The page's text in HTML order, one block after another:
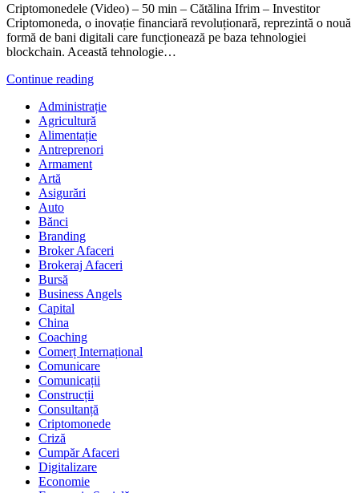
Criptomonedele (Video) – 50 min – Cătălina Ifrim – Investitor
Criptomoneda, o inovație financiară revoluționară, reprezintă o nouă
formă de bani digitali care funcționează pe baza tehnologiei
blockchain. Această tehnologie…
Continue reading
Administrație
Agricultură
Alimentație
Antreprenori
Armament
Artă
Asigurări
Auto
Bănci
Branding
Broker Afaceri
Brokeraj Afaceri
Bursă
Business Angels
Capital
China
Coaching
Comerț Internațional
Comunicare
Comunicații
Construcții
Consultanță
Criptomonede
Criză
Cumpăr Afaceri
Digitalizare
Economie